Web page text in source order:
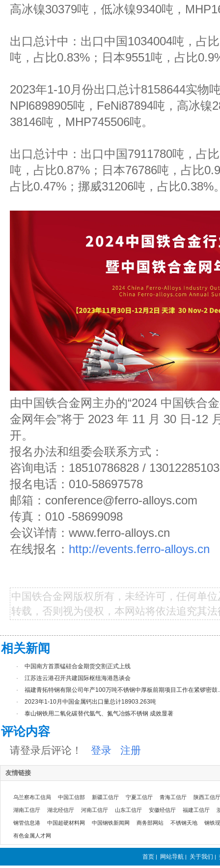
高冰镍30379吨，低冰镍9340吨，
出口总计中：出口中国1034004吨，占
吨，占比0.83%；日本9551吨，占比
2023年1-10月份出口总计8158644实物
NPl6898905吨，FeNi87894吨，高冰镍
38146吨，MHP745506吨。
出口总计中：出口中国7911780吨，占
吨，占比0.87%；日本76786吨，占比
占比0.47%；挪威31206吨，占比0.38%
由中国铁合金网主办的“2024 中国铁合
金网年会”将于 2023 年 11 月 30 日-12
开。
报名办法和组委会联系方式：
咨询电话：18510786828 / 13012285103
报名电话：010-58697578
邮箱：conference@ferro-alloys.com
传真：010 -58699098
会议详情：www.ferro-alloys.cn
在线报名： http://events.ferro-alloys.cn
中国铁合金网版权所有，未经许可，任何单
转载，否则视为侵权，本网站将依法追究其
相关新闻
·
中国南方首票锰硅合金期货交割正式上线
·
江苏连云港召开共建国际枢纽海港恳谈会
·
福建青拓特钢有限公司年产100万吨不锈钢中厚板前期项目工作在紧锣密鼓
·
2023年1-10月中国金属钙出口量总计18903.263吨
·
泰山钢铁用二氧化碳替代氩气、氮气冶炼不锈钢 成效显著
评论内容
请登录后评论！ 登录 注册
友情链接
乌兰察布工信局 中国工信部 新疆工信厅 宁夏工信厅 青海工信厅 陕西工信厅
湖南工信厅 湖北经信厅 河南工信厅 山东工信厅 安徽经信厅 福建工信厅
钢管信息港 中国超硬材料网 中国钢铁新闻网 商务部网站 不锈钢天地 钢铁
有色金属人才网
首页 | 网站导航 | 关于我们 |